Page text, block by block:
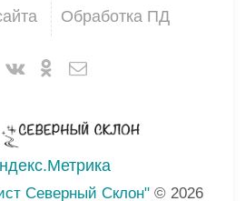
Обработка ПД
Северный Склон"© 2026